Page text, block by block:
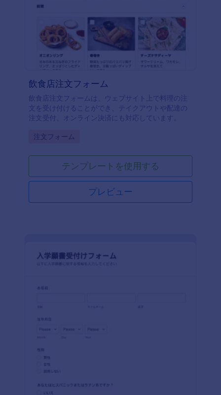
飲食店注文フォーム
飲食店注文フォームは、ウェブサイト上で料理の注
文を受け付けることができ、テイクアウトや配達の
注文受付、オンライン決済にも対応しています。
Go to Category:
注文フォーム
テンプレートを使用する
プレビュー